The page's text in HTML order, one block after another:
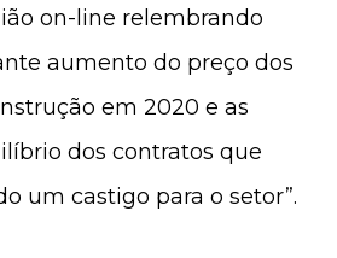
on-line relembrando
aumento do preço dos
em 2020 e as
dos contratos que
um castigo para o setor”.